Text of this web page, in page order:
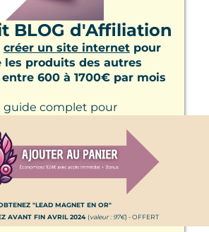
BLOG d'Affiliation
créer un site internet pour
les produits des autres
600 à 1700€ par mois
guide complet pour
blog en machine à
l'affiliation, étape par étape
:Ce qu'il ne faut
pas faire quand tu démarres
– Évite ces erreurs
"LEAD MAGNET EN OR"
AVANT FIN AVRIL 2024 (valeur : 97€) - OFFERT